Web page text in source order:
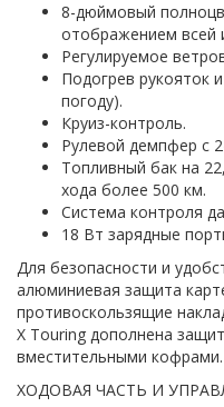
8-дюймовый
отображением всей
Регулируемое
Подогрев рукояток
погоду).
Круиз-контроль.
Рулевой демпфер с
Топливный бак на
хода более 500 км.
Система контроля
18 Вт зарядные
Для безопасности и
алюминиевая защита
противоскользящие
X Touring дополнена
вместительными кофрами.
ХОДОВАЯ ЧАСТЬ И